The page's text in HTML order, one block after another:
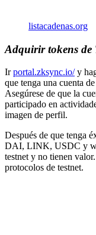
listacadenas.org
Adquirir tokens de
Irportal.zksync.io/y
que tenga una cuenta
Asegúrese de que la
participado en
imagen de perfil.
Después de que tenga
DAI, LINK, USDC y
testnet y no tienen
protocolos de testnet.